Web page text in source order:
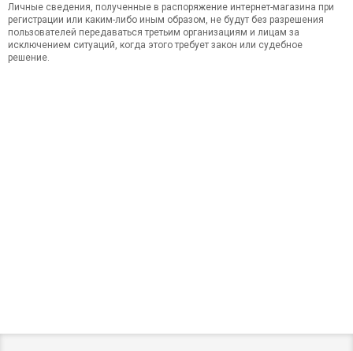
Личные сведения, полученные в распоряжение интернет-магазина при
регистрации или каким-либо иным образом, не будут без разрешения
пользователей передаваться третьим организациям и лицам за
исключением ситуаций, когда этого требует закон или судебное
решение.